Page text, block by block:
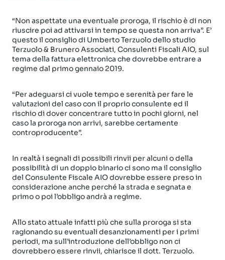
“Non aspettate una eventuale proroga, il rischio è di non
riuscire poi ad attivarsi in tempo se questa non arriva”. E’
questo il consiglio di Umberto Terzuolo dello studio
Terzuolo & Brunero Associati, Consulenti Fiscali AIO, sul
tema della fattura elettronica che dovrebbe entrare a
regime dal primo gennaio 2019.
“Per adeguarsi ci vuole tempo e serenità per fare le
valutazioni del caso con il proprio consulente ed il
rischio di dover concentrare tutto in pochi giorni, nel
caso la proroga non arrivi, sarebbe certamente
controproducente”.
In realtà i segnali di possibili rinvii per alcuni o della
possibilità di un doppio binario ci sono ma il consiglio
del Consulente Fiscale AIO dovrebbe essere preso in
considerazione anche perché la strada e segnata e
primo o poi l’obbligo andrà a regime.
Allo stato attuale infatti più che sulla proroga si sta
ragionando su eventuali desanzionamenti per i primi
periodi, ma sull’introduzione dell’obbligo non ci
dovrebbero essere rinvii, chiarisce il dott. Terzuolo.